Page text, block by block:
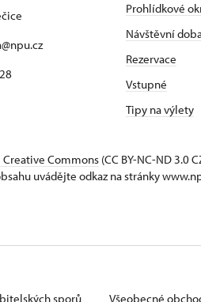
Prohlídkové
Návštěvní
Rezervace
Vstupné
Tipy na výlety
Commons (CC BY-NC-ND 3.0
uvádějte odkaz na stránky
sporů Všeobecné